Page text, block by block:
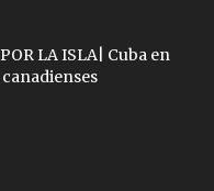
LA ISLA| Cuba en